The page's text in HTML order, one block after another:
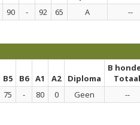
90 - 92 65 A --
B5 B6 A1 A2 Diploma
B
Totaal
75 - 80 0 Geen --